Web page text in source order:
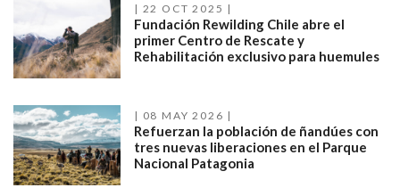
22 OCT 2025
Fundación Rewilding Chile abre el
primer Centro de Rescate y
Rehabilitación exclusivo para huemules
08 MAY 2026
Refuerzan la población de ñandúes con
tres nuevas liberaciones en el Parque
Nacional Patagonia